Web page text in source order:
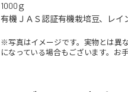
1000ｇ
有機ＪＡＳ認証有機栽培豆、レイ
※写真はイメージです。実物とは異
になっている場合もございます。お